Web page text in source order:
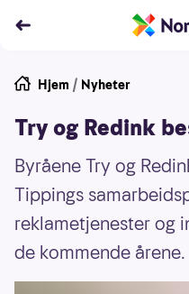
Hjem / Nyheter
Try og Redink
Byråene Try og
Tippings
reklametjenester og
de kommende årene.